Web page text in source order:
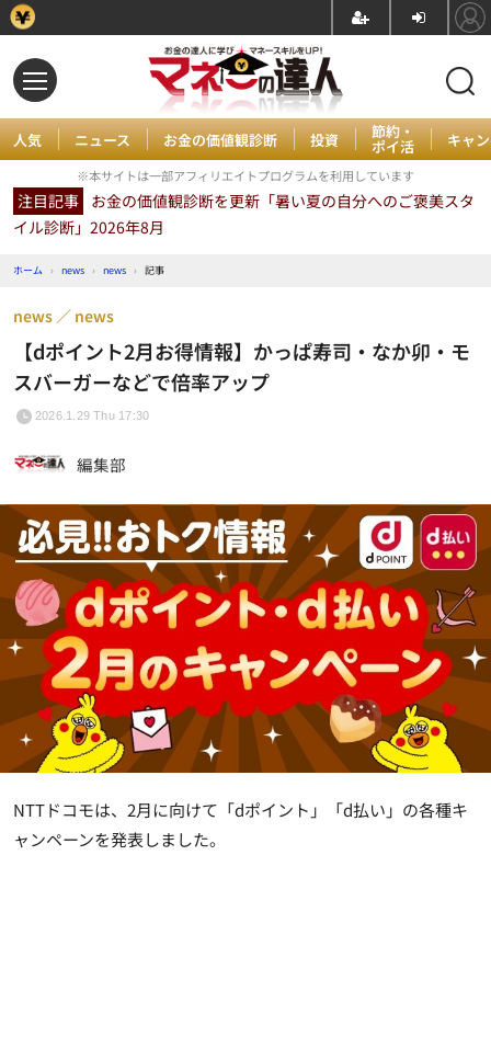
人気 ニュース お金の価値観診断 投資 節約・
ポイ活 キャ
※本サイトは一部アフィリエイトプログラムを利用しています
注目記事 お金の価値観診断を更新「暑い夏の自分へのご褒美スタ
イル診断」2026年8月
ホーム › news › news › 記事
【dポイント2月お得情報】かっぱ寿司・なか卯・モ
スバーガーなどで倍率アップ
news news
2026.1.29 Thu 17:30
編集部
NTTドコモは、2月に向けて「dポイント」「d払い」の各種キ
ャンペーンを発表しました。